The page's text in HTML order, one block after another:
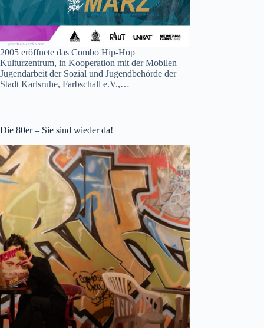
2005 eröffnete das Combo Hip-Hop
Kulturzentrum, in Kooperation mit der Mobilen
Jugendarbeit der Sozial und Jugendbehörde der
Stadt Karlsruhe, Farbschall e.V.,…
Die 80er – Sie sind wieder da!